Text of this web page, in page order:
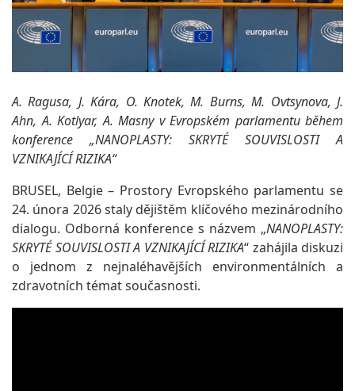
A. Ragusa, J. Kára, O. Knotek, M. Burns, M. Ovtsynova, J.
Ahn, A. Kotlyar, A. Masny v Evropském parlamentu během
konference „NANOPLASTY: SKRYTÉ SOUVISLOSTI A
VZNIKAJÍCÍ RIZIKA“
BRUSEL, Belgie – Prostory Evropského parlamentu se
24. února 2026 staly dějištěm klíčového mezinárodního
dialogu. Odborná konference s názvem „NANOPLASTY:
SKRYTÉ SOUVISLOSTI A VZNIKAJÍCÍ RIZIKA“ zahájila diskuzi
o jednom z nejnaléhavějších environmentálních a
zdravotních témat současnosti.